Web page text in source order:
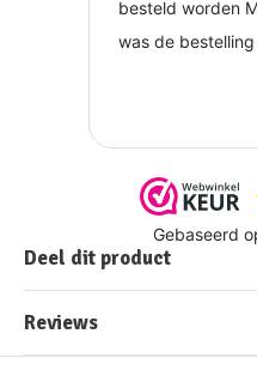
Deel dit product
Reviews